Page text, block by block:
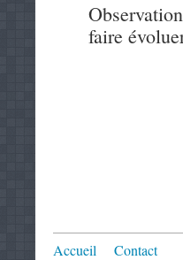
faire
Accueil Contact